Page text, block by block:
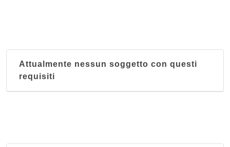
Attualmente nessun soggetto con questi
requisiti